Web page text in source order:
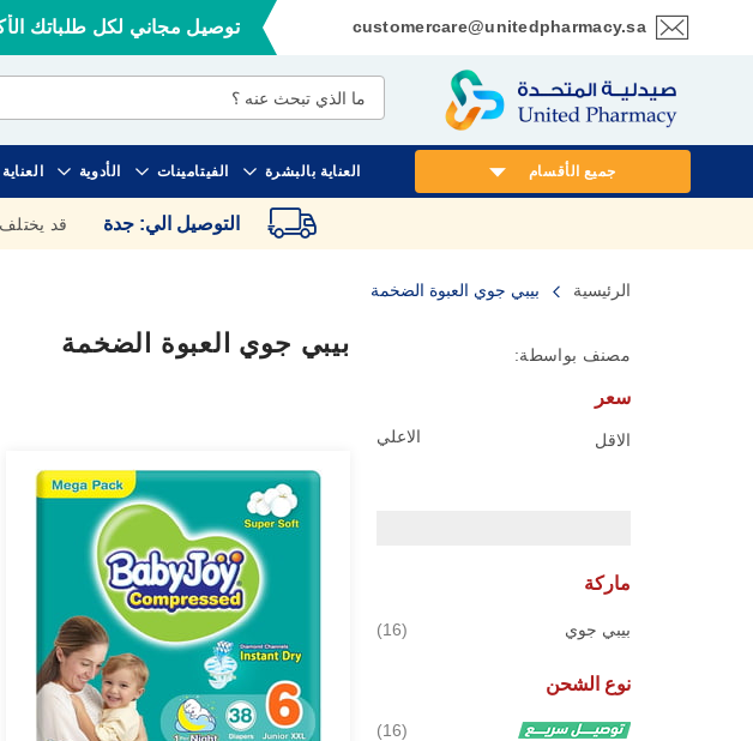
customercare@unitedpharmacy.sa
تخطي
المحتوى
توصيل مجاني لكل طلباتك الأكثر من
العناية بالبشرة الفيتامينات الأدوية جميع الأقسام
التوصيل الي: جدة قد
الرئيسية بيبي جوي العبوة الضخمة
بيبي جوي العبوة الضخمة مصنف بواسطة:
سعر
الاقل الاعلي
ماركة
بيبي جوي 16قطع
نوع الشحن
16قطع